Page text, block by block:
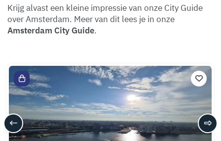
Krijg alvast een kleine impressie van onze City Guide
over Amsterdam. Meer van dit lees je in onze
Amsterdam City Guide.